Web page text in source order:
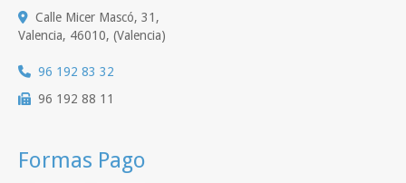
Calle Micer Mascó, 31,
Valencia, 46010, (Valencia)
96 192 83 32
96 192 88 11
Formas Pago